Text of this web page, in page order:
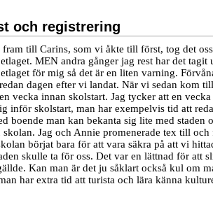
och registrering
till Carins, som vi åkte till först, tog det
MEN andra gånger jag rest har det tagit
för mig så det är en liten varning.
dagen efter vi landat. När vi sedan kom
vecka innan skolstart. Jag tycker att en
inför skolstart, man har exempelvis tid att
boende man kan bekanta sig lite med staden
Jag och Annie promenerade tex till
börjat bara för att vara säkra på att vi
skulle ta för oss. Det var en lättnad för att
Kan man är det ju såklart också kul om
har extra tid att turista och lära känna